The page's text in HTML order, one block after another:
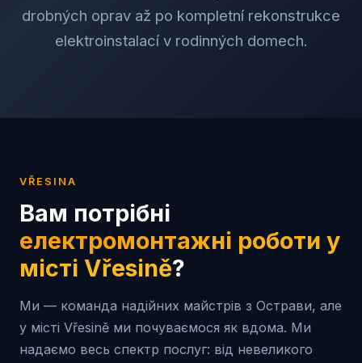
drobných oprav až po kompletní rekonstrukce
elektroinstalací v rodinných domech.
VŘESINA
Вам потрібні
електромонтажні роботи у
місті Vřesině?
Ми — команда надійних майстрів з Острави, але
у місті Vřesině ми почуваємося як вдома. Ми
надаємо весь спектр послуг: від невеликого